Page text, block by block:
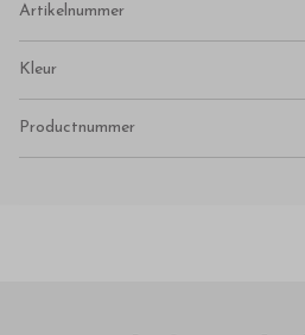
Artikelnummer
Kleur
Productnummer